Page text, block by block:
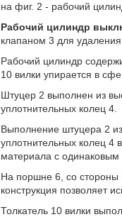
на фиг. 2 - рабочий
Рабочий цилиндр
клапаном 3 для
Рабочий цилиндр
10 вилки упирается в
Штуцер 2 выполнен из
уплотнительных колец 4.
Выполнение штуцера 2
уплотнительных колец 4
материала с
На поршне 6, со стороны
конструкция позволяет
Толкатель 10 вилки